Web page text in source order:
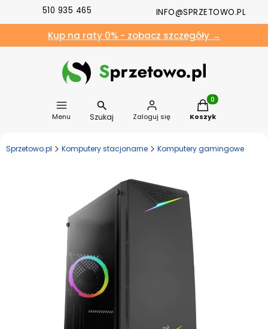
510 935 465 INFO@SPRZETOWO.PL
Kup na raty 0% - zobacz szczegóły →
Menu Szukaj Zaloguj się
Produkty w
Koszyk
Sprzetowo.pl Komputery stacjonarne Komputery gamingowe